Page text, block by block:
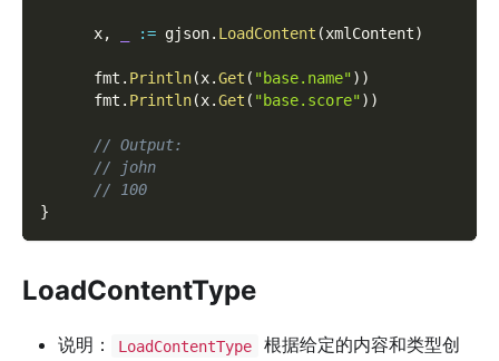
      x
, := gjson. LoadContent (xmlContent)
      fmt
. Println(x.Get ( "base.name") )
      fmt
. Println(x.Get ( "base.score") )
// Output:
// john
// 100
}
LoadContentType
说明： LoadContentType
根据给定的内容和类型创